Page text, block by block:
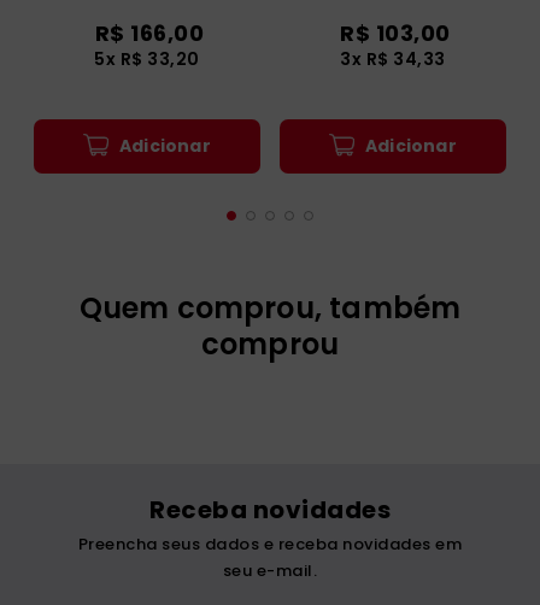
R$ 166,00
5x R$ 33,20
Adicionar
R$ 103,00
3x R$ 34,33
Adicionar
Quem comprou, também
comprou
Receba novidades
Preencha seus dados e receba novidades em
seu e-mail.